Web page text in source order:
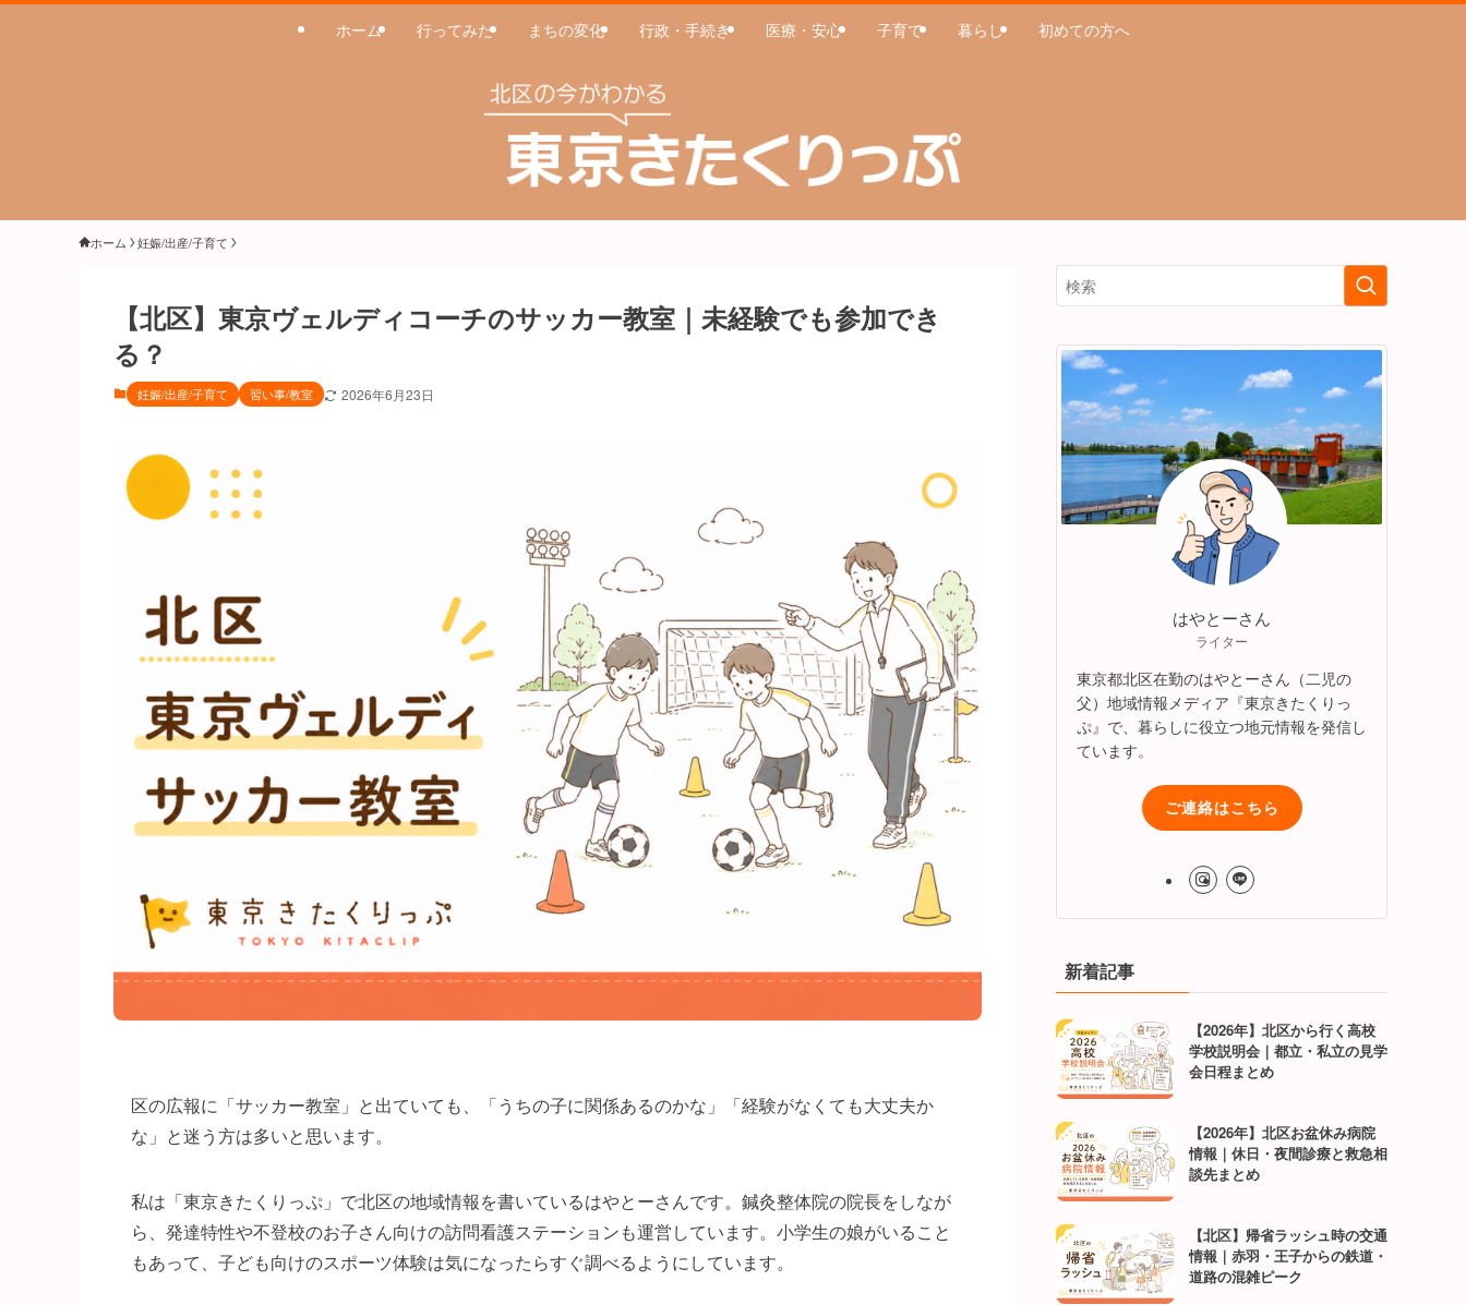
ホーム 行ってみた まちの変化 行政・手続き 医療・安心 子育て 暮らし 初めての方へ
ホーム 妊娠/出産/子育て
【北区】東京ヴェルディコーチのサッカー教室｜未経験でも参加でき
る？
妊娠/出産/子育て 習い事/教室 2026年6月23日
区の広報に「サッカー教室」と出ていても、「うちの子に関係あるのかな」「経験がなくても大丈夫か
な」と迷う方は多いと思います。
私は「東京きたくりっぷ」で北区の地域情報を書いているはやとーさんです。鍼灸整体院の院長をしなが
ら、発達特性や不登校のお子さん向けの訪問看護ステーションも運営しています。小学生の娘がいること
もあって、子ども向けのスポーツ体験は気になったらすぐ調べるようにしています。
はやとーさん
ライター
東京都北区在勤のはやとーさん（二児の
父）地域情報メディア『東京きたくりっ
ぷ』で、暮らしに役立つ地元情報を発信し
ています。
ご連絡はこちら
新着記事
【2026年】北区から行く高校
学校説明会｜都立・私立の見学
会日程まとめ
【2026年】北区お盆休み病院
情報｜休日・夜間診療と救急相
談先まとめ
【北区】帰省ラッシュ時の交通
情報｜赤羽・王子からの鉄道・
道路の混雑ピーク